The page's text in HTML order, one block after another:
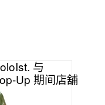
与
Up 期间店舖